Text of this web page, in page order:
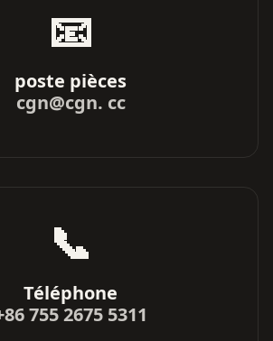
📧
poste pièces
cgn@cgn. cc
📞
Téléphone
755 2675 5311